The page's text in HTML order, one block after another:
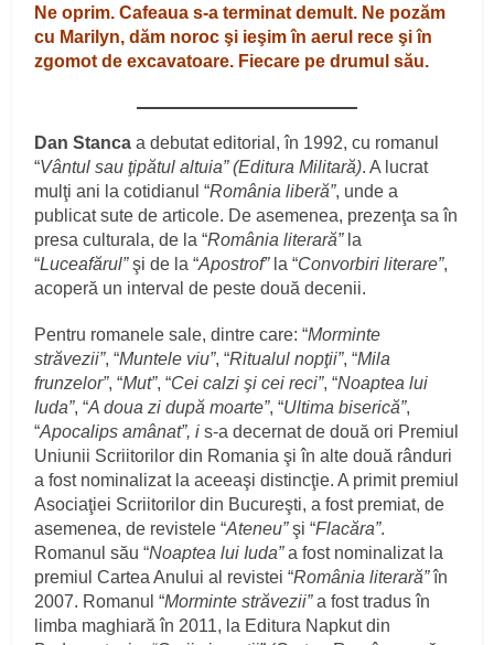
Ne oprim. Cafeaua s-a terminat demult. Ne pozăm
cu Marilyn, dăm noroc şi ieşim în aerul rece şi în
zgomot de excavatoare. Fiecare pe drumul său.
Dan Stanca a debutat editorial, în 1992, cu romanul
“Vântul sau ţipătul altuia” (Editura Militară). A lucrat
mulţi ani la cotidianul “România liberă”, unde a
publicat sute de articole. De asemenea, prezenţa sa în
presa culturala, de la “România literară”la
“Luceafărul”şi de la “Apostrof”la “Convorbiri literare”,
acoperă un interval de peste două decenii.
Pentru romanele sale, dintre care: “Morminte
străvezii”, “Muntele viu”, “Ritualul nopţii”, “Mila
frunzelor”, “Mut”, “Cei calzi şi cei reci”, “Noaptea lui
Iuda”, “A doua zi după moarte”, “Ultima biserică”,
“Apocalips amânat”, i s-a decernat de două ori Premiul
Uniunii Scriitorilor din Romania şi în alte două rânduri
a fost nominalizat la aceeaşi distincţie. A primit premiul
Asociaţiei Scriitorilor din Bucureşti, a fost premiat, de
asemenea, de revistele “Ateneu”şi “Flacăra”.
Romanul său “Noaptea lui Iuda”a fost nominalizat la
premiul Cartea Anului al revistei “România literară”în
2007. Romanul “Morminte străvezii”a fost tradus în
limba maghiară în 2011, la Editura Napkut din